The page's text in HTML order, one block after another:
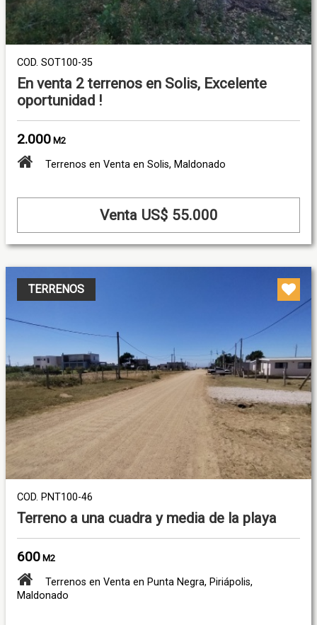
COD. SOT100-35
En venta 2 terrenos en Solis, Excelente
oportunidad !
2.000 M2
Terrenos en Venta en Solis, Maldonado
Venta US$ 55.000
TERRENOS
COD. PNT100-46
Terreno a una cuadra y media de la playa
600 M2
Terrenos en Venta en Punta Negra, Piriápolis,
Maldonado